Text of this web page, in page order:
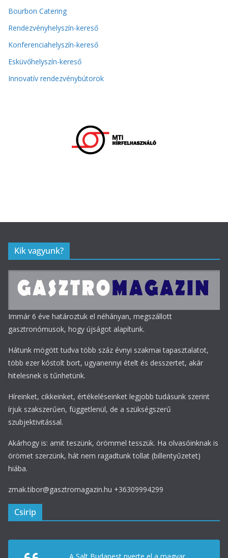
Bourbon Catering
Rendezvényhelyszín-kereső
Konferenciahelyszín-kereső
Esküvőhelyszín-kereső
Innovatív rendezvénybútorok
Kik vagyunk?
Immár 6 éve határoztuk el néhányan, megszállott
gasztronómusok, hogy újságot alapítunk.
Hátunk mögött tudva több száz évnyi szakmai tapasztalatot,
több ezer kóstolt bort, ugyanennyi ételt és desszertet, akár
hitelesnek is tűnhetünk.
Híreinket, cikkeinket, értékeléseinket legjobb tudásunk szerint
írjuk szakszerűen, függetlenül, de a szükségszerű
szubjektivitással.
Akárhogy is: amit teszünk, örömmel tesszük. Ha olvasóinknak is
örömet szerzünk, hát nem ragadtunk tollat (billentyűzetet)
hiába.
zmak.tibor@gasztromagazin.hu +36309994299
Csirip